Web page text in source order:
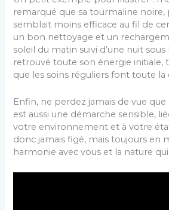
remarqué que sa tourmaline
semblait moins efficace au fil de
un bon nettoyage et un
soleil du matin suivi d’une nuit sous
retrouvé toute son énergie initiale,
que les soins réguliers font toute la
Enfin, ne perdez jamais de vue
est aussi une démarche sensible,
votre environnement et à votre état
donc jamais figé, mais toujours en
harmonie avec vous et la nature